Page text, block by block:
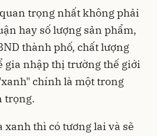
trọng nhất không phải
hay số lượng sản phẩm,
thành phố, chất lượng
gia nhập thị trường thế giới
chính là một trong
trọng.
xanh thì có tương lai và sẽ